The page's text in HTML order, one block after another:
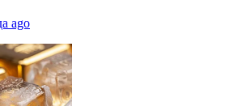
ago